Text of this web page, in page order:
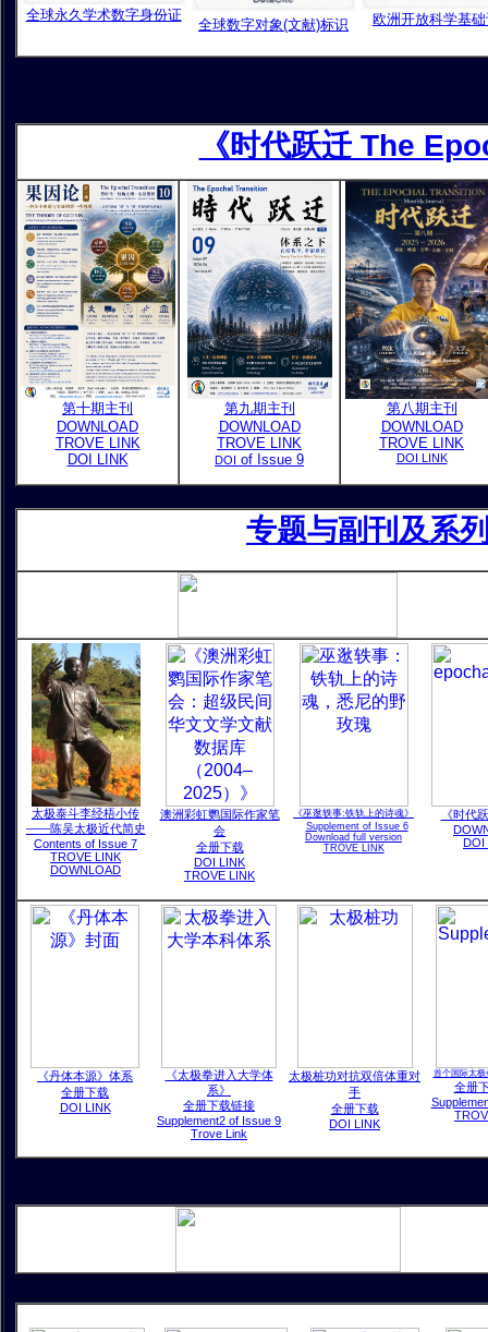
全球永久学术数字身份证
全球数字对象(文献)标识 欧洲开放科学基
《时代跃迁 The
第十期主刊
DOWNLOAD
TROVE LINK
DOI LINK
第九期主刊
DOWNLOAD
TROVE LINK
DOI of Issue 9
第八期主刊
DOWNLOAD
TROVE LINK
DOI LINK
专题与副刊及系
太极泰斗李经梧小传
——陈吴太极近代简史
Contents of Issue 7
TROVE LINK
DOWNLOAD
澳洲彩虹鹦国际作家笔
会
全册下载
DOI LINK
TROVE LINK
《巫逖轶事:铁轨上的诗魂》
Supplement of Issue 6
Download full version
TROVE LINK
《时代
DOI
《丹体本源》体系
全册下载
DOI LINK
《太极拳进入大学体
系》
全册下载链接
Supplement2 of Issue 9
Trove Link
太极桩功对抗双倍体重对
手
全册下载
DOI LINK
首个国际太极
全册